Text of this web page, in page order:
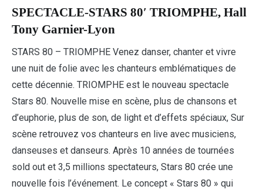
SPECTACLE-STARS 80′ TRIOMPHE, Hall
Tony Garnier-Lyon
STARS 80 – TRIOMPHE Venez danser, chanter et vivre
une nuit de folie avec les chanteurs emblématiques de
cette décennie. TRIOMPHE est le nouveau spectacle
Stars 80. Nouvelle mise en scène, plus de chansons et
d’euphorie, plus de son, de light et d’effets spéciaux, Sur
scène retrouvez vos chanteurs en live avec musiciens,
danseuses et danseurs. Après 10 années de tournées
sold out et 3,5 millions spectateurs, Stars 80 crée une
nouvelle fois l’événement. Le concept « Stars 80 » qui